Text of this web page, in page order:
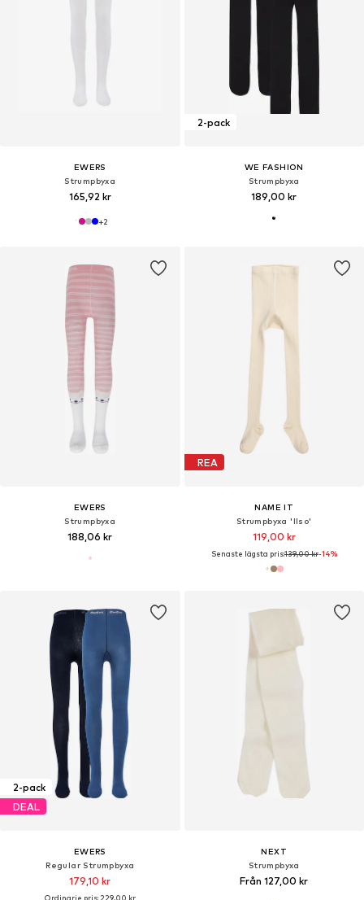
EWERS
Strumpbyxa
165,92 kr
+2
2-pack
WE FASHION
Strumpbyxa
189,00 kr
EWERS
Strumpbyxa
188,06 kr
REA
NAME IT
Strumpbyxa 'Ilso'
119,00 kr
Senaste lägsta pris:139,00 kr-14%
2-pack
DEAL
EWERS
Regular Strumpbyxa
179,10 kr
NEXT
Strumpbyxa
Från 127,00 kr